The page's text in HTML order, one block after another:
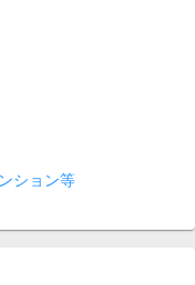
ション等